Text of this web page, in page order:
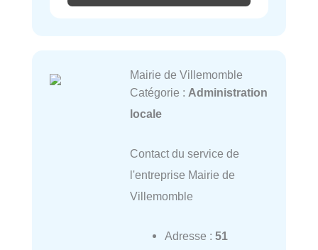
Mairie de Villemomble
Catégorie : Administration
locale
Contact du service de
l'entreprise Mairie de
Villemomble
Adresse : 51